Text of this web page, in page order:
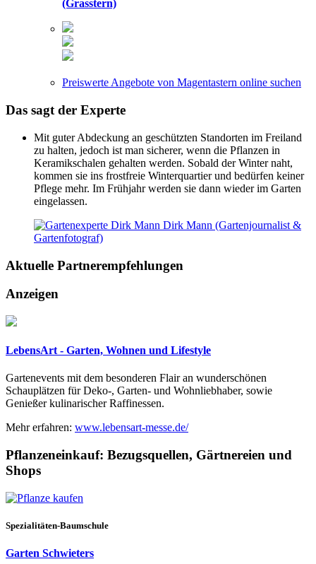
(Grasstern)
Preiswerte Angebote von Magentastern online suchen
Das sagt der Experte
Mit guter Abdeckung an geschützten Standorten im Freiland
zu halten, jedoch ist man sicherer, wenn die Pflanzen in
Keramikschalen gehalten werden. Sobald der Winter naht,
kommen sie ins frostfreie Winterquartier und bedürfen keiner
Pflege mehr. Im Frühjahr werden sie dann wieder im Garten
eingelassen.
Dirk Mann (Gartenjournalist &
Gartenfotograf)
Aktuelle Partnerempfehlungen
Anzeigen
LebensArt - Garten, Wohnen und Lifestyle
Gartenevents mit dem besonderen Flair an wunderschönen
Schauplätzen für Deko-, Garten- und Wohnliebhaber, sowie
Genießer kulinarischer Raffinessen.
Mehr erfahren: www.lebensart-messe.de/
Pflanzeneinkauf: Bezugsquellen, Gärtnereien und
Shops
Spezialitäten-Baumschule
Garten Schwieters